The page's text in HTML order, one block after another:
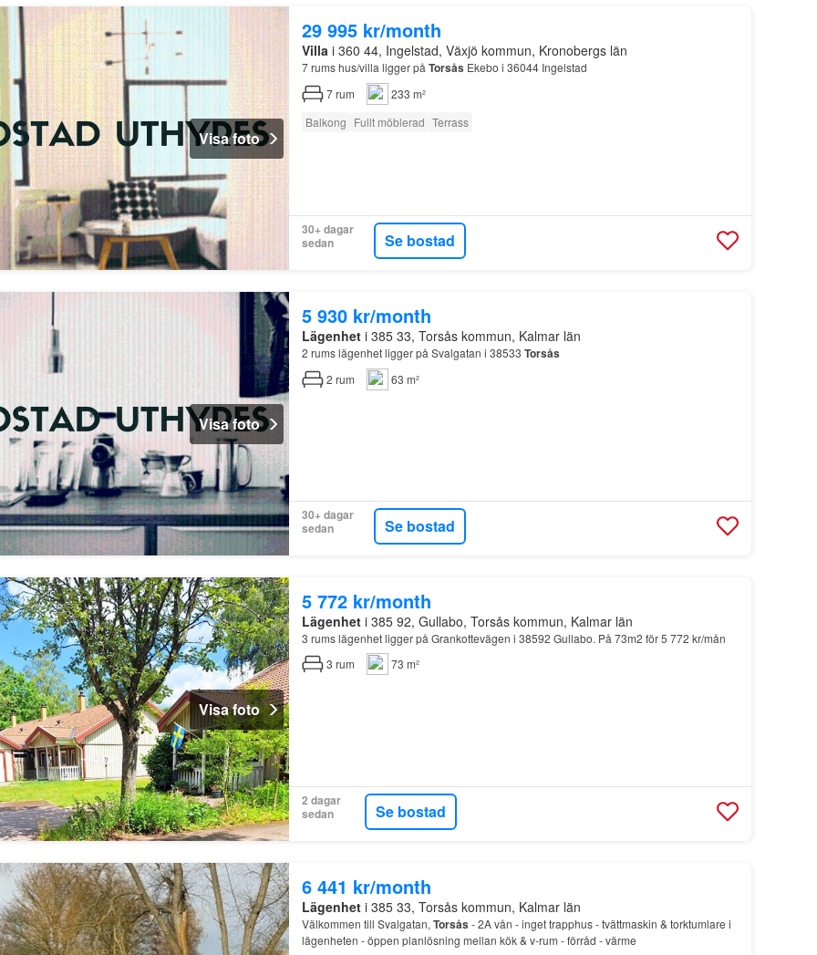
Visa foto
29 995 kr/month
Villai 360 44, Ingelstad, Växjö kommun, Kronobergs län
7 rums hus/villa ligger på Torsås Ekebo i 36044 Ingelstad
7rum
233 m²
Balkong Fullt möblerad Terrass
30+ dagar
sedan
Se bostad
Visa foto
5 930 kr/month
Lägenheti 385 33, Torsås kommun, Kalmar län
2 rums lägenhet ligger på Svalgatan i 38533 Torsås
2 rum 63 m²
30+ dagar
sedan
Se bostad
Visa foto
5 772 kr/month
Lägenheti 385 92, Gullabo, Torsås kommun, Kalmar län
3 rums lägenhet ligger på Grankottevägen i 38592 Gullabo. På 73m2 för 5 772 kr/mån
3 rum 73 m²
2 dagar
sedan
Se bostad
6 441 kr/month
Lägenheti 385 33, Torsås kommun, Kalmar län
Välkommen till Svalgatan, Torsås - 2A vån - inget trapphus - tvättmaskin & torktumlare i
lägenheten - öppen planlösning mellan kök & v-rum - förråd - värme